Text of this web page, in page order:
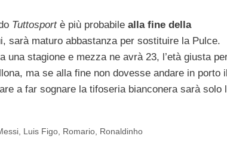
Tuttosport è più probabile alla fine della
sarà maturo abbastanza per sostituire la Pulce.
una stagione e mezza ne avrà 23, l’età giusta
ma se alla fine non dovesse andare in porto il
a far sognare la tifoseria bianconera sarà solo
Luis Figo Romario Ronaldinho